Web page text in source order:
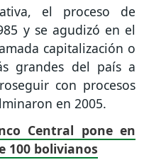
el proceso de
y se agudizó en el
capitalización o
grandes del país a
con procesos
en 2005.
Central pone en
100 bolivianos